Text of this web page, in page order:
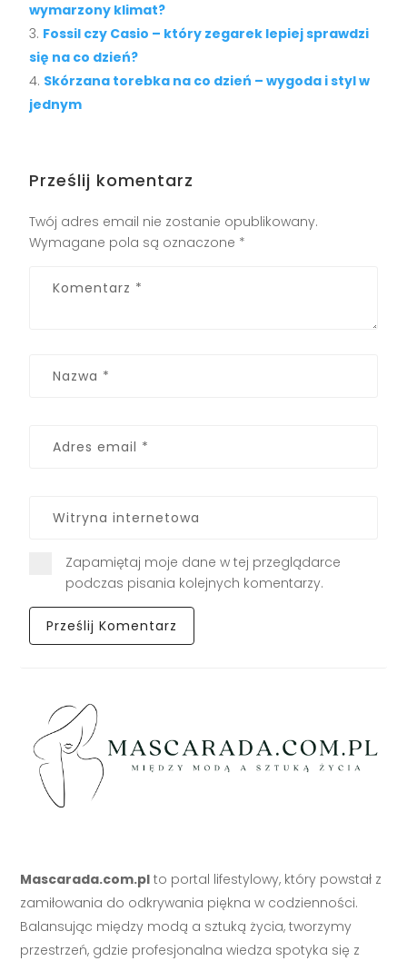
wymarzony klimat?
Fossil czy Casio – który zegarek lepiej sprawdzi
się na co dzień?
Skórzana torebka na co dzień – wygoda i styl w
jednym
Prześlij komentarz
Twój adres email nie zostanie opublikowany.
Wymagane pola są oznaczone *
Zapamiętaj moje dane w tej przeglądarce
podczas pisania kolejnych komentarzy.
Mascarada.com.pl to portal lifestylowy, który powstał z
zamiłowania do odkrywania piękna w codzienności.
Balansując między modą a sztuką życia, tworzymy
przestrzeń, gdzie profesjonalna wiedza spotyka się z